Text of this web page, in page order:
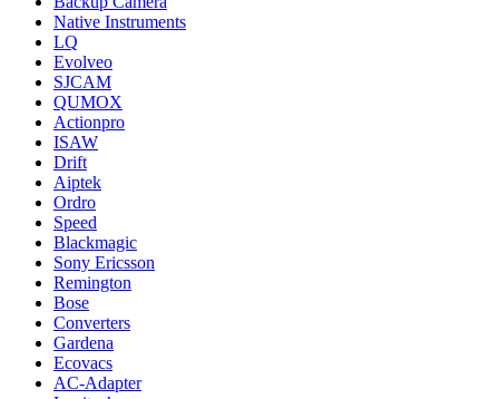
Native Instruments
LQ
Evolveo
SJCAM
QUMOX
Actionpro
ISAW
Drift
Aiptek
Ordro
Speed
Blackmagic
Sony Ericsson
Remington
Bose
Converters
Gardena
Ecovacs
AC-Adapter